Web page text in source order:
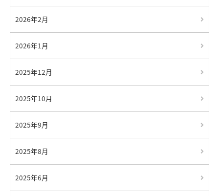
2026年2月
2026年1月
2025年12月
2025年10月
2025年9月
2025年8月
2025年6月